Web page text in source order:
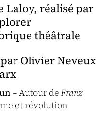
Laloy, réalisé par
théâtrale
Olivier Neveux
– Autour de Franz
et révolution